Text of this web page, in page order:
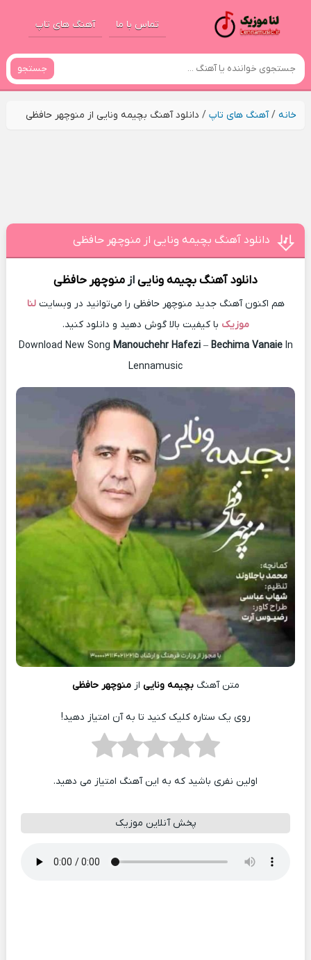
تماس با ما آهنگ های تاپ
جستجو
خانه/آهنگ های تاپ/ دانلود آهنگ بچیمه ونایی از منوچهر حافظی
دانلود آهنگ بچیمه ونایی از منوچهر حافظی
دانلود آهنگبچیمه وناییازمنوچهر حافظی
هم اکنون آهنگ جدید منوچهر حافظی را می‌توانید در وبسایتلنا
موزیک با کیفیت بالا گوش دهید و دانلود کنید.
Download New Song Manouchehr Hafezi– Bechima VanaieIn
Lennamusic
متن آهنگبچیمه ونایی ازمنوچهر حافظی
روی یک ستاره کلیک کنید تا به آن امتیاز دهید!
اولین نفری باشید که به این آهنگ امتیاز می دهید.
پخش آنلاین موزیک